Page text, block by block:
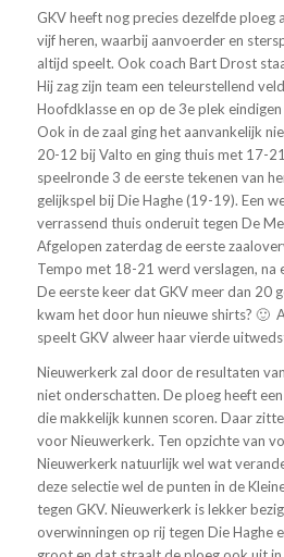
GKV heeft nog precies dezelfde ploeg
vijf heren, waarbij aanvoerder en
altijd speelt. Ook coach Bart Drost
Hij zag zijn team een teleurstellend
Hoofdklasse en op de 3e plek
Ook in de zaal ging het aanvankelijk
20-12 bij Valto en ging thuis met 17-
speelronde 3 de eerste tekenen van
gelijkspel bij Die Haghe (19-19). Een
verrassend thuis onderuit tegen De
Afgelopen zaterdag de eerste
Tempo met 18-21 werd verslagen, na
De eerste keer dat GKV meer dan 20
kwam het door hun nieuwe shirts? 🙂
speelt GKV alweer haar vierde
Nieuwerkerk zal door de resultaten
niet onderschatten. De ploeg heeft
die makkelijk kunnen scoren. Daar
voor Nieuwerkerk. Ten opzichte van
Nieuwerkerk natuurlijk wel wat
deze selectie wel de punten in de
tegen GKV. Nieuwerkerk is lekker
overwinningen op rij tegen Die Haghe